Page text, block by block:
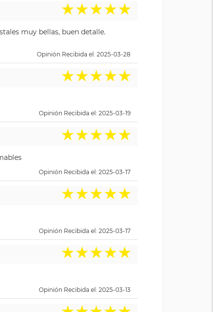
★★★★★
muy bellas, buen detalle.
Opinión Recibida el: 2025-03-28
★★★★★
Opinión Recibida el: 2025-03-19
★★★★★
Opinión Recibida el: 2025-03-17
★★★★★
Opinión Recibida el: 2025-03-17
★★★★★
Opinión Recibida el: 2025-03-13